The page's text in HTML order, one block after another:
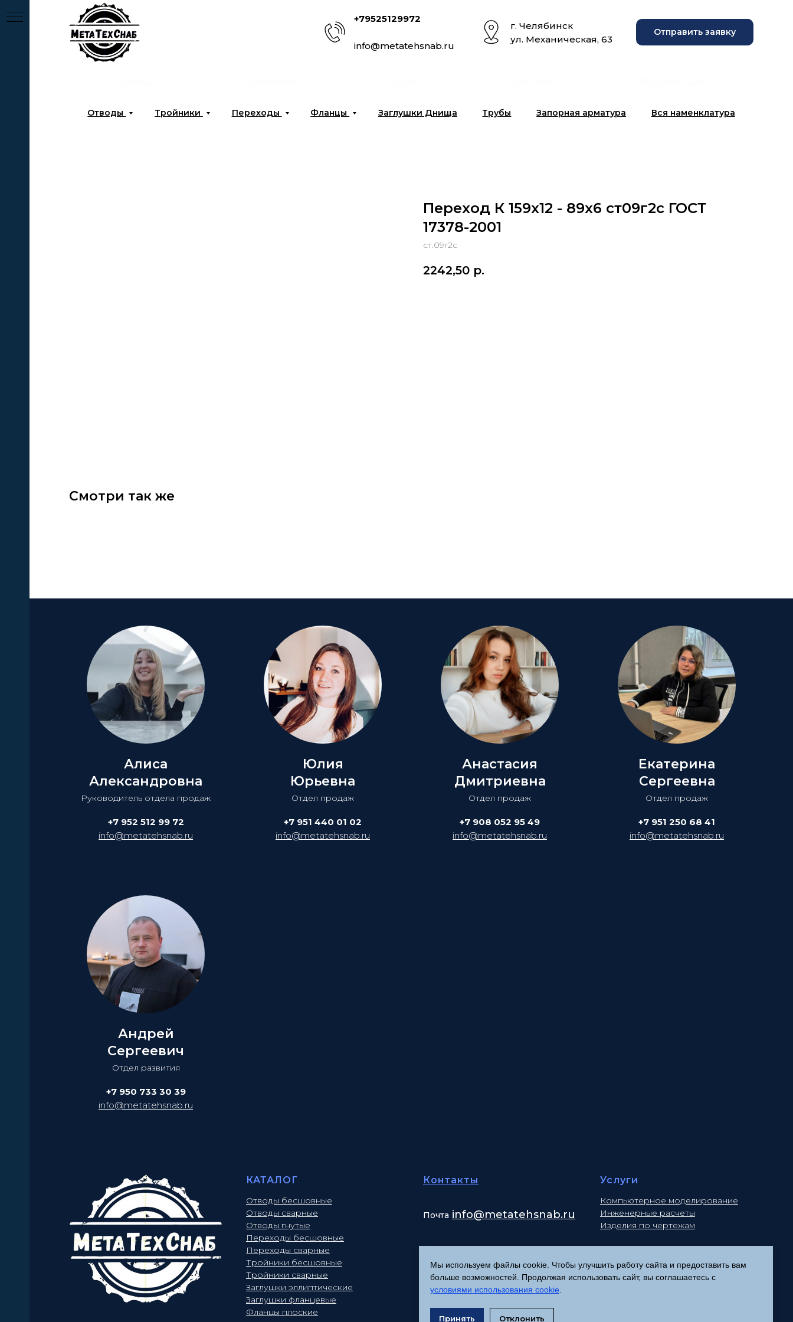
+79525129972
info@metatehsnab.ru
г. Челябинск
ул. Механическая, 63
Отправить заявку
Отводы Тройники Переходы Фланцы Заглушки Днища Трубы Запорная арматура Вся наменклатура
Переход К 159х12 - 89х6 ст09г2с ГОСТ
17378-2001
ст.09г2с
2242,50 р.
Смотри так же
Алиса
Александровна
Руководитель отдела продаж
+7 952 512 99 72
info@metatehsnab.ru
Юлия
Юрьевна
Отдел продаж
+7 951 440 01 02
info@metatehsnab.ru
Анастасия
Дмитриевна
Отдел продаж
+7 908 052 95 49
info@metatehsnab.ru
Екатерина
Сергеевна
Отдел продаж
+7 951 250 68 41
info@metatehsnab.ru
Андрей
Сергеевич
Отдел развития
+7 950 733 30 39
info@metatehsnab.ru
КАТАЛОГ
Отводы бесшовные
Отводы сварные
Отводы гнутые
Переходы бесшовные
Переходы сварные
Тройники бесшовные
Тройники сварные
Заглушки эллиптические
Заглушки фланцевые
Фланцы плоские
Контакты
Почта info@metatehsnab.ru
Услуги
Компьютерное моделирование
Инженерные расчеты
Изделия по чертежам
Политика конфиденциальности
Мы используем файлы cookie. Чтобы улучшить работу сайта и предоставить вам
больше возможностей. Продолжая использовать сайт, вы соглашаетесь с
условиями использования cookie.
Принять Отклонить